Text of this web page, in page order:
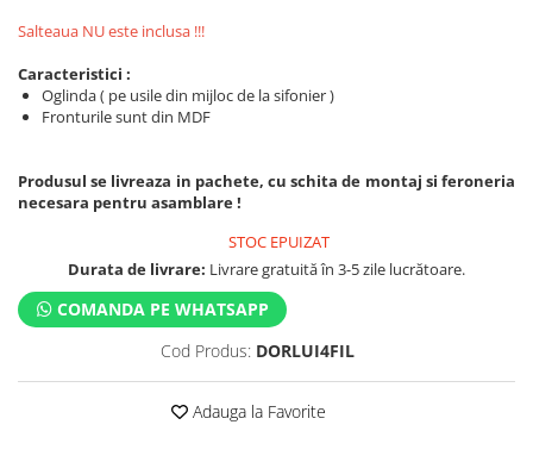
Salteaua NU este inclusa !!!
Caracteristici :
Oglinda ( pe usile din mijloc de la sifonier )
Fronturile sunt din MDF
Produsul se livreaza in pachete, cu schita de montaj si feroneria
necesara pentru asamblare !
STOC EPUIZAT
Durata de livrare: Livrare gratuită în 3-5 zile lucrătoare.
COMANDA PE WHATSAPP
Cod Produs: DORLUI4FIL
Adauga la Favorite